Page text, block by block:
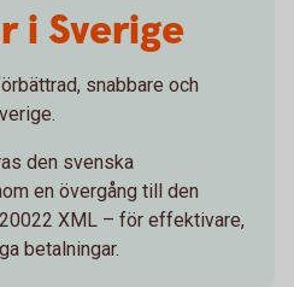
i Sverige
snabbare och
den svenska
en övergång till den
XML – för effektivare,
betalningar.